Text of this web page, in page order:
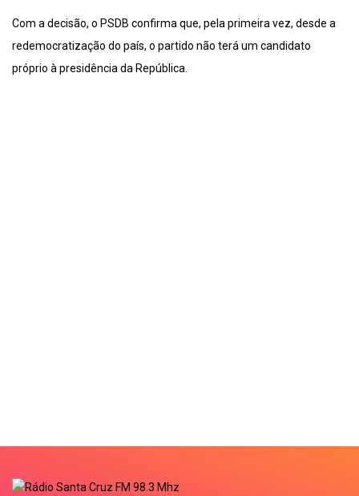
Com a decisão, o PSDB confirma que, pela primeira vez, desde a
redemocratização do país, o partido não terá um candidato
próprio à presidência da República.